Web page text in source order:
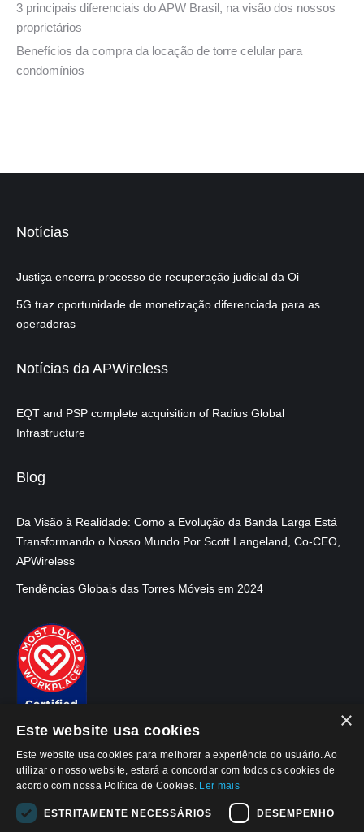
3 principais diferenciais do APW Brasil, na visão dos nossos
proprietários
Benefícios da compra da locação de torre celular para
condomínios
Notícias
Justiça encerra processo de recuperação judicial da Oi
5G traz oportunidade de monetização diferenciada para as
operadoras
Notícias da APWireless
EQT and PSP complete acquisition of Radius Global
Infrastructure
Blog
Da Visão à Realidade: Como a Evolução da Banda Larga Está
Transformando o Nosso Mundo Por Scott Langeland, Co-CEO,
APWireless
Tendências Globais das Torres Móveis em 2024
© 2026, APWireless Brasil Invest. Imob. LTDA
×
Este website usa cookies
Este website usa cookies para melhorar a experiência do usuário. Ao
utilizar o nosso website, estará a concordar com todos os cookies de
acordo com nossa Política de Cookies. Ler mais
ESTRITAMENTE NECESSÁRIOS DESEMPENHO